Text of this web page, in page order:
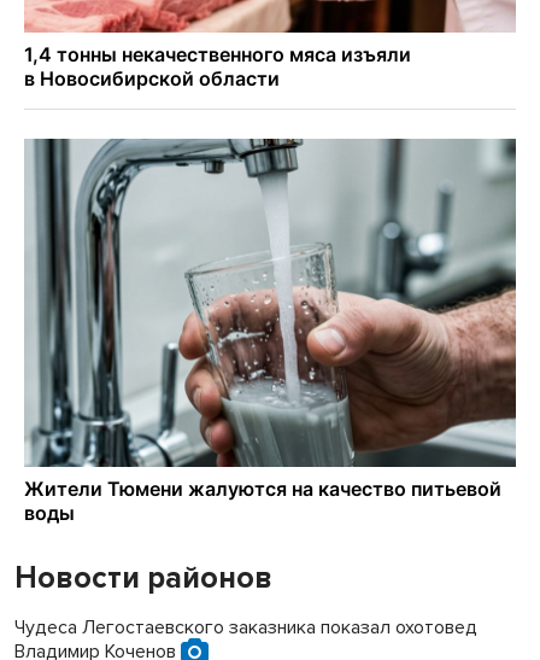
Новости районов
Чудеса Легостаевского заказника показал охотовед
Владимир Коченов